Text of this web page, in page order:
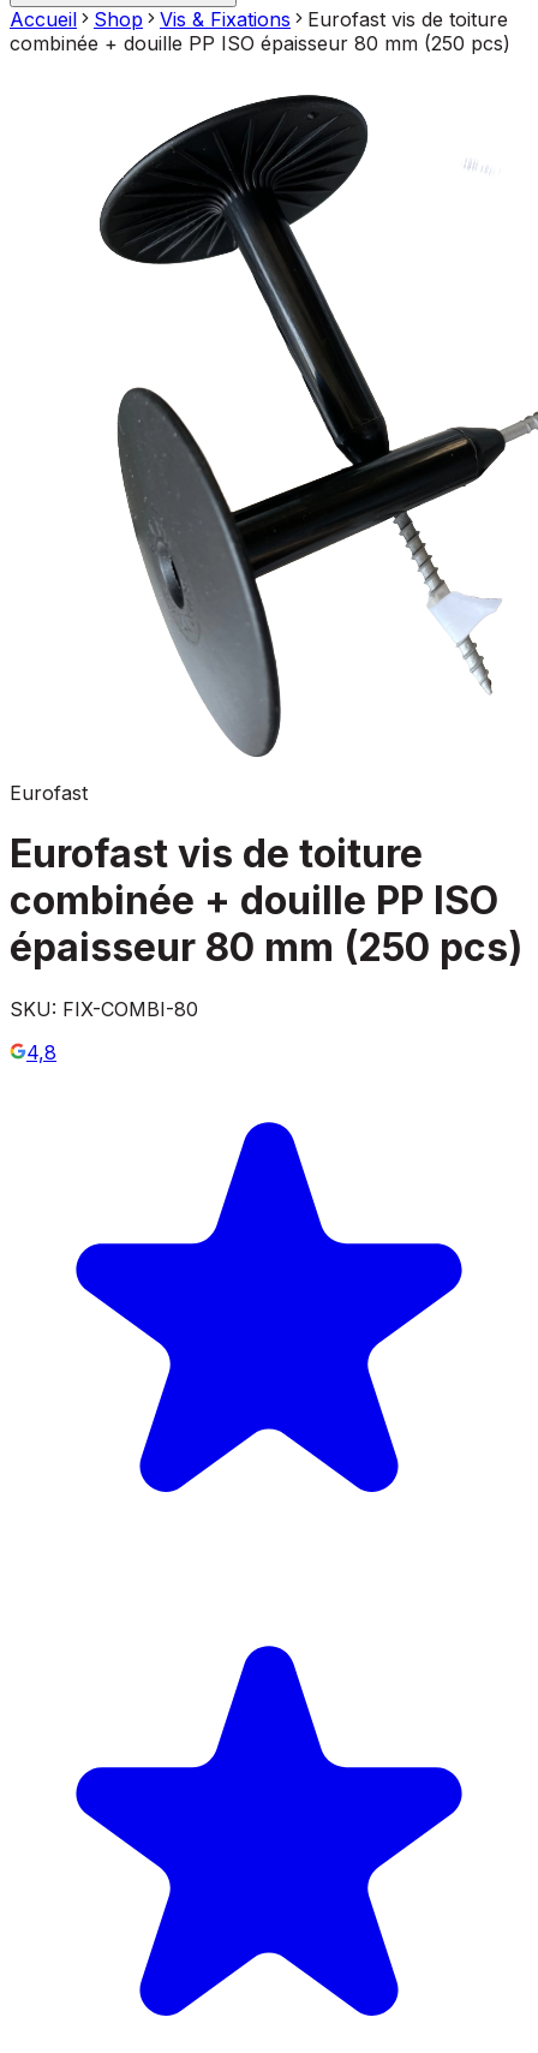
Accueil Shop Vis & Fixations
Eurofast vis de toiture
combinée + douille PP ISO épaisseur 80 mm (250 pcs)
Eurofast
Eurofast vis de toiture
combinée + douille PP ISO
épaisseur 80 mm (250 pcs)
SKU: FIX-COMBI-80
4,8